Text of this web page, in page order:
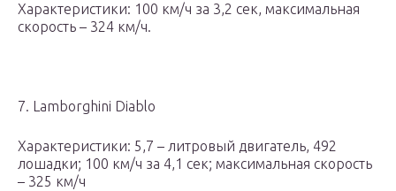
Характеристики: 100 км/ч за 3,2 сек, максимальная
скорость – 324 км/ч.
7. Lamborghini Diablo
Характеристики: 5,7 – литровый двигатель, 492
лошадки; 100 км/ч за 4,1 сек; максимальная скорость
– 325 км/ч